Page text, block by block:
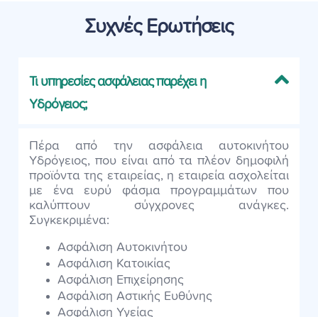
Συχνές Ερωτήσεις
Τι υπηρεσίες ασφάλειας παρέχει η
Υδρόγειος;
Πέρα από την ασφάλεια αυτοκινήτου
Υδρόγειος, που είναι από τα πλέον δημοφιλή
προϊόντα της εταιρείας, η εταιρεία ασχολείται
με ένα ευρύ φάσμα προγραμμάτων που
καλύπτουν σύγχρονες ανάγκες.
Συγκεκριμένα:
Ασφάλιση Αυτοκινήτου
Ασφάλιση Κατοικίας
Ασφάλιση Επιχείρησης
Ασφάλιση Αστικής Ευθύνης
Ασφάλιση Υγείας